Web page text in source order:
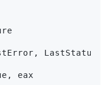
LastStatus
eax